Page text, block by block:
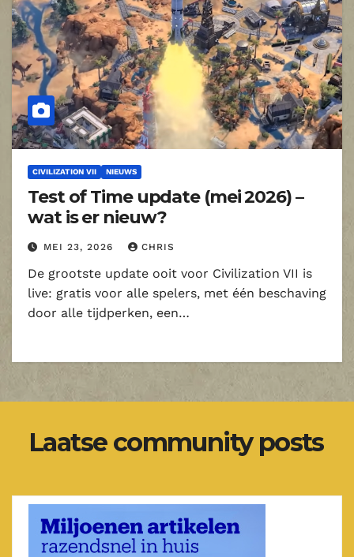
CIVILIZATION VII NIEUWS
Test of Time update (mei 2026) –
wat is er nieuw?
MEI 23, 2026 CHRIS
De grootste update ooit voor Civilization VII is
live: gratis voor alle spelers, met één beschaving
door alle tijdperken, een…
Laatse community posts